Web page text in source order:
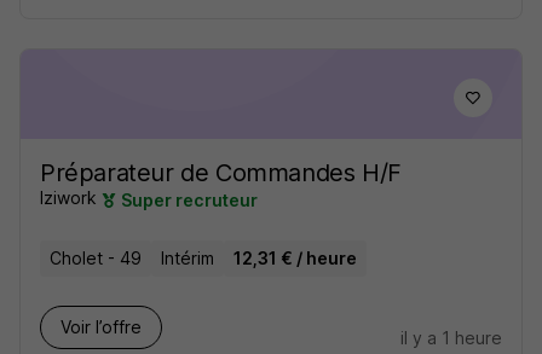
Préparateur de Commandes H/F
Iziwork Super recruteur
Cholet - 49 Intérim 12,31 € / heure
Voir l’offre
il y a 1 heure